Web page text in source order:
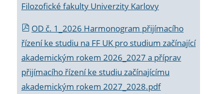
Filozofické fakulty Univerzity Karlovy
OD č. 1_2026 Harmonogram přijímacího
řízení ke studiu na FF UK pro studium začínající
akademickým rokem 2026_2027 a příprav
přijímacího řízení ke studiu začínajícímu
akademickým rokem 2027_2028.pdf